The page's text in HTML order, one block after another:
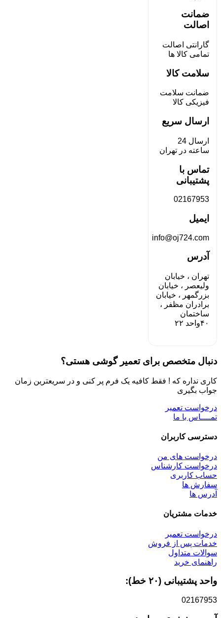
ضمانت
اصالت
گارانتی اصالت
تمامی کالا ها
سلامت کالا
ضمانت سلامت
فیزیکی کالا
ارسال سریع
ارسال 24
ساعته در تهران
تماس با
پشتیبانی
02167953
ایمیل
info@oj724.com
آدرس
تهران ، خیابان
ولیعصر ، خیابان
بزرگمهر ، خیابان
برادران مظفر ،
ساختمان
۴۰واحد ۲۲
دنبال متخصص برای تعمیر گوشی هستی؟
کاری نداره که ! فقط کافیه یک فرم پر کنی و در سریعترین زمان
جواب بگیری
درخواست تعمیر
تمــــاس با ما
دسترسی کاربران
درخواست های من
درخواست کارشناس
حساب کاربری
سفارش ها
آدرس ها
خدمات مشتریان
درخواست تعمیر
خدمات پس از فروش
سوالات متداول
راهنمای خرید
واحد پشتیبانی (۲۰ خط):
02167953